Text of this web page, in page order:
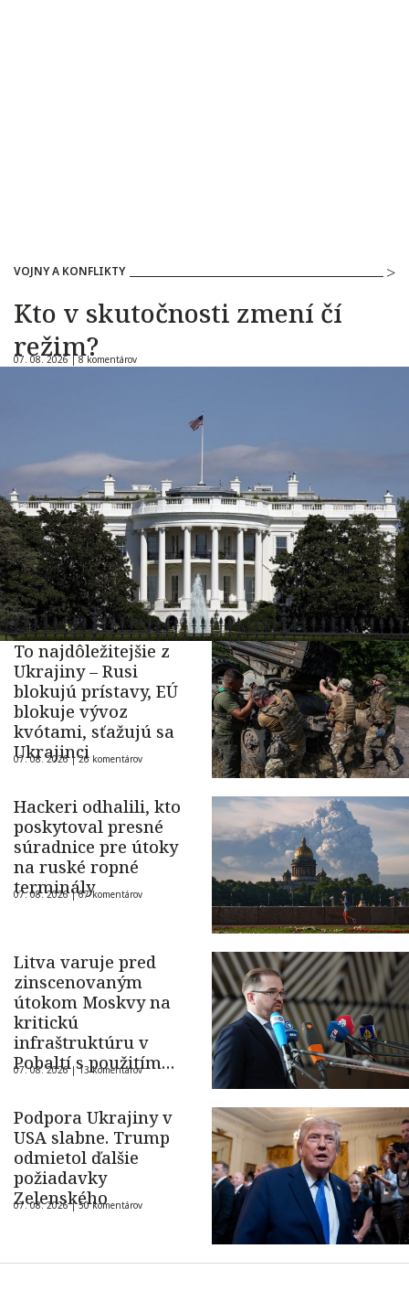
VOJNY A KONFLIKTY
Kto v skutočnosti zmení čí
režim?
07. 08. 2026 |8 komentárov
To najdôležitejšie z
Ukrajiny – Rusi
blokujú prístavy, EÚ
blokuje vývoz
kvótami, sťažujú sa
Ukrajinci
07. 08. 2026 |26 komentárov
Hackeri odhalili, kto
poskytoval presné
súradnice pre útoky
na ruské ropné
terminály
07. 08. 2026 |67 komentárov
Litva varuje pred
zinscenovaným
útokom Moskvy na
kritickú
infraštruktúru v
Pobaltí s použitím
ukrajinského dronu
07. 08. 2026 |13 komentárov
Podpora Ukrajiny v
USA slabne. Trump
odmietol ďalšie
požiadavky
Zelenského
07. 08. 2026 |50 komentárov